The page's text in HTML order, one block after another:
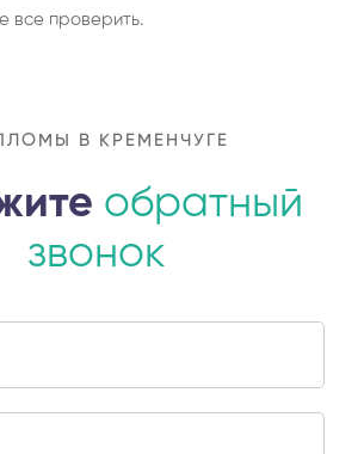
все проверить.
В КРЕМЕНЧУГЕ
обратный
звонок